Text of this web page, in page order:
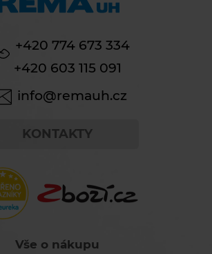
+420 774 673 334
+420 603 115 091
info@remauh.cz
KONTAKTY
Vše o nákupu